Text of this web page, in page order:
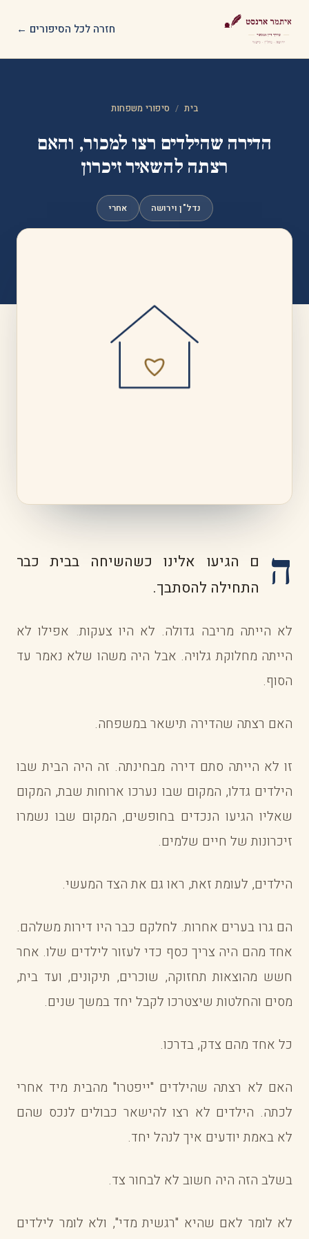
חזרה לכל הסיפורים ←
בית / סיפורי משפחות
הדירה שהילדים רצו למכור, והאם
רצתה להשאיר זיכרון
נדל"ן וירושה אחרי
ה
ם הגיעו אלינו כשהשיחה בבית כבר
התחילה להסתבך.
לא הייתה מריבה גדולה. לא היו צעקות. אפילו לא
הייתה מחלוקת גלויה. אבל היה משהו שלא נאמר עד
הסוף.
האם רצתה שהדירה תישאר במשפחה.
זו לא הייתה סתם דירה מבחינתה. זה היה הבית שבו
הילדים גדלו, המקום שבו נערכו ארוחות שבת, המקום
שאליו הגיעו הנכדים בחופשים, המקום שבו נשמרו
זיכרונות של חיים שלמים.
הילדים, לעומת זאת, ראו גם את הצד המעשי.
הם גרו בערים אחרות. לחלקם כבר היו דירות משלהם.
אחד מהם היה צריך כסף כדי לעזור לילדים שלו. אחר
חשש מהוצאות תחזוקה, שוכרים, תיקונים, ועד בית,
מסים והחלטות שיצטרכו לקבל יחד במשך שנים.
כל אחד מהם צדק, בדרכו.
האם לא רצתה שהילדים "ייפטרו" מהבית מיד אחרי
לכתה. הילדים לא רצו להישאר כבולים לנכס שהם
לא באמת יודעים איך לנהל יחד.
בשלב הזה היה חשוב לא לבחור צד.
לא לומר לאם שהיא "רגשית מדי", ולא לומר לילדים